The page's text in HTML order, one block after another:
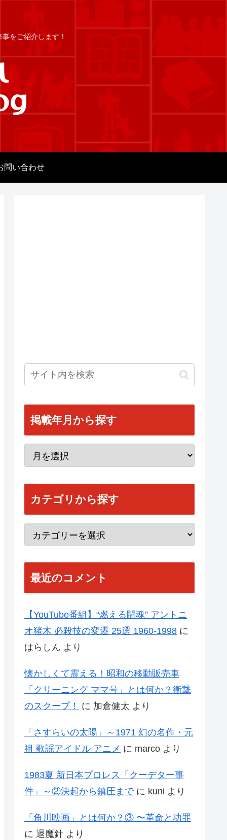
をご紹介します！
問い合わせ
掲載年月から探す
カテゴリから探す
最近のコメント
【YouTube番組】“燃える闘魂” アントニ
オ猪木 必殺技の変遷 25選 1960-1998 に
はらしん より
懐かしくて震える！昭和の移動販売車
「クリーニング ママ号」とは何か？衝撃
のスクープ！
に 加倉健太 より
「さすらいの太陽」～1971 幻の名作・元
祖 歌謡アイドル アニメ に marco より
1983夏 新日本プロレス「クーデター事
件」～②決起から鎮圧までに kuni より
「角川映画」とは何か？③ 〜革命と功罪
に 退魔針 より